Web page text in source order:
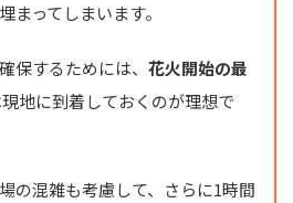
まってしまいます。
保するためには、 花火開始の最
地に到着しておくのが理想で
の混雑も考慮して、さらに1時間